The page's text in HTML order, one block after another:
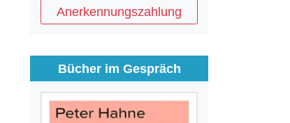
Anerkennungszahlung
Bücher im Gespräch